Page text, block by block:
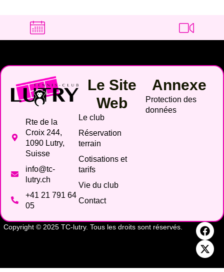
Rte de la
Croix 244,
1090 Lutry,
Suisse
info@tc-
lutry.ch
+41 21 791 64
05
Le Site
Web
Le club
Réservation
terrain
Cotisations et
tarifs
Vie du club
Contact
Annexe
Protection des
données
Copyright © 2025 TC-lutry. Tous les droits sont réservés.